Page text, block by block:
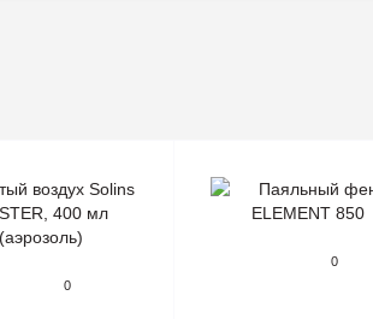
0
0